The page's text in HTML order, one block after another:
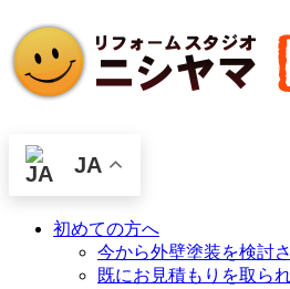
JA
初めての方へ
今から外壁塗装を検討
既にお見積もりを取ら